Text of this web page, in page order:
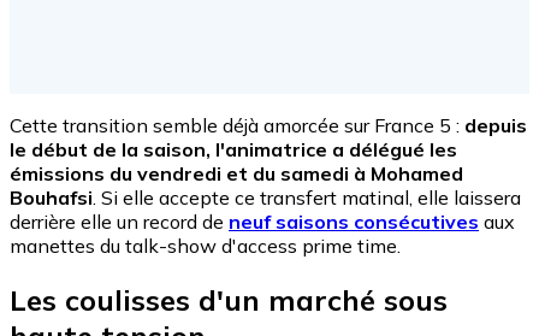
Cette transition semble déjà amorcée sur France 5 : depuis
le début de la saison, l'animatrice a délégué les
émissions du vendredi et du samedi à Mohamed
Bouhafsi. Si elle accepte ce transfert matinal, elle laissera
derrière elle un record de neuf saisons consécutives aux
manettes du talk-show d'access prime time.
Les coulisses d'un marché sous